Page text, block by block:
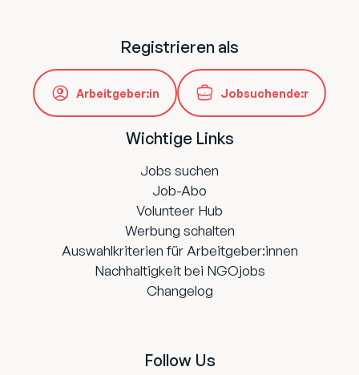
Registrieren als
Arbeitgeber:in Jobsuchende:r
Wichtige Links
Jobs suchen
Job-Abo
Volunteer Hub
Werbung schalten
Auswahlkriterien für Arbeitgeber:innen
Nachhaltigkeit bei NGOjobs
Changelog
Follow Us